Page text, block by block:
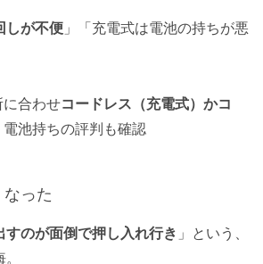
しが不便 」「充電式は電池の持ちが悪
に合わせコードレス（充電式）かコ
電池持ちの評判も確認
った
すのが面倒で押し入れ行き 」という、